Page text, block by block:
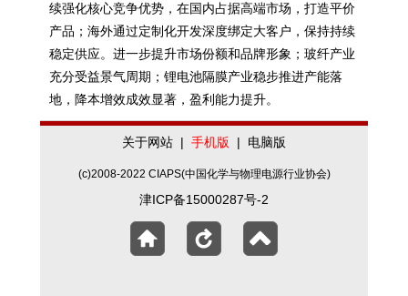
续强化核心竞争优势，在国内占据高端市场，打造平价
产品；海外通过定制化开发深度绑定大客户，保持持续
稳定供应。进一步提升市场份额和品牌形象；玻纤产业
充分受益景气周期；锂电池隔膜产业稳步推进产能落
地，降本增效成效显著，盈利能力提升。
关于网站 | 手机版 | 电脑版
(c)2008-2022 CIAPS(中国化学与物理电源行业协会)
津ICP备15000287号-2